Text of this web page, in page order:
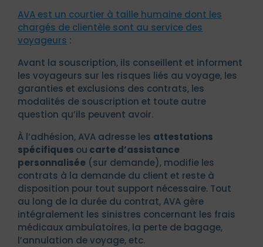
AVA est un courtier à taille humaine dont les
chargés de clientèle sont au service des
voyageurs :
Avant la souscription, ils conseillent et informent
les voyageurs sur les risques liés au voyage, les
garanties et exclusions des contrats, les
modalités de souscription et toute autre
question qu’ils peuvent avoir.
À l’adhésion, AVA adresse les attestations
spécifiques ou carte d’assistance
personnalisée (sur demande), modifie les
contrats à la demande du client et reste à
disposition pour tout support nécessaire. Tout
au long de la durée du contrat, AVA gère
intégralement les sinistres concernant les frais
médicaux ambulatoires, la perte de bagage,
l’annulation de voyage, etc.